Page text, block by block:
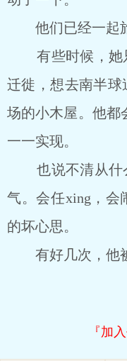
他们已经一起旅
有些时候，她
迁徙，想去南半
场的小木屋。他都
一一实现。
也说不清从什
气。会任xing，会
的坏心思。
有好几次，他
『加